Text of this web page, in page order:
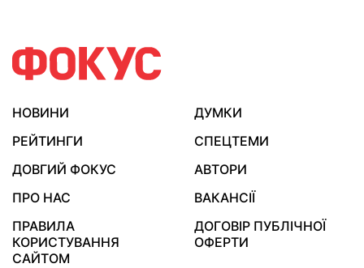
НОВИНИ
ДУМКИ
РЕЙТИНГИ
СПЕЦТЕМИ
ДОВГИЙ ФОКУС
АВТОРИ
ПРО НАС
ВАКАНСІЇ
ПРАВИЛА
КОРИСТУВАННЯ
САЙТОМ
ДОГОВІР ПУБЛІЧНОЇ
ОФЕРТИ